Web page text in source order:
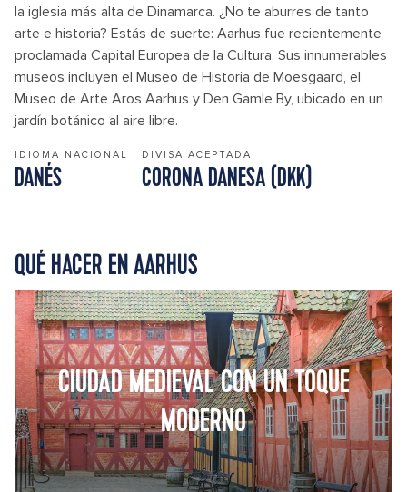
la iglesia más alta de Dinamarca. ¿No te aburres de tanto
arte e historia? Estás de suerte: Aarhus fue recientemente
proclamada Capital Europea de la Cultura. Sus innumerables
museos incluyen el Museo de Historia de Moesgaard, el
Museo de Arte Aros Aarhus y Den Gamle By, ubicado en un
jardín botánico al aire libre.
IDIOMA NACIONAL
DANÉS
DIVISA ACEPTADA
CORONA DANESA (DKK)
QUÉ HACER EN AARHUS
CIUDAD MEDIEVAL CON UN TOQUE
MODERNO